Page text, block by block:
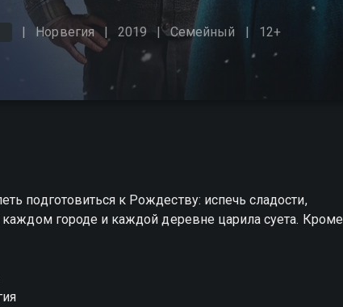
Норвегия 2019 Семейный 12+
подготовиться к Рождеству: испечь сладости,
каждом городе и каждой деревне царила суета. Кроме